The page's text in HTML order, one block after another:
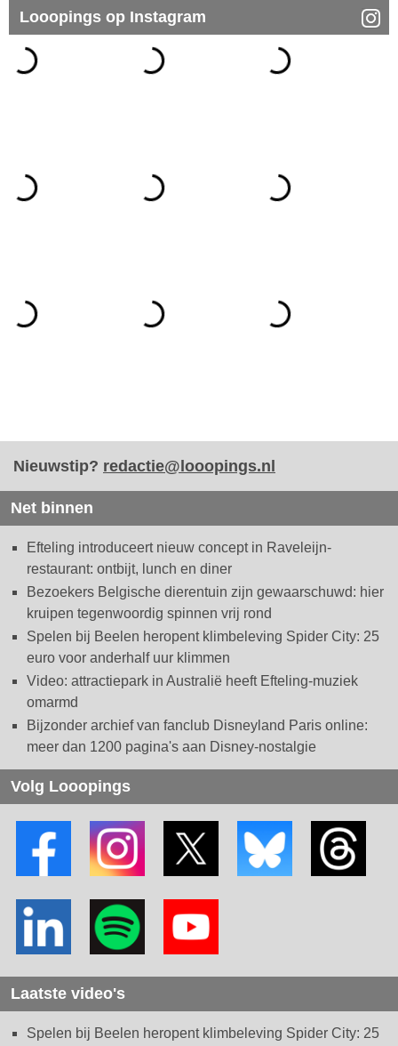
Looopings op Instagram
Nieuwstip? redactie@looopings.nl
Net binnen
Efteling introduceert nieuw concept in Raveleijn-
restaurant: ontbijt, lunch en diner
Bezoekers Belgische dierentuin zijn gewaarschuwd: hier
kruipen tegenwoordig spinnen vrij rond
Spelen bij Beelen heropent klimbeleving Spider City: 25
euro voor anderhalf uur klimmen
Video: attractiepark in Australië heeft Efteling-muziek
omarmd
Bijzonder archief van fanclub Disneyland Paris online:
meer dan 1200 pagina's aan Disney-nostalgie
Volg Looopings
Laatste video's
Spelen bij Beelen heropent klimbeleving Spider City: 25